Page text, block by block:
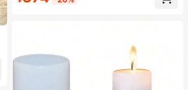
す - ユニークな男女のボディシェイ